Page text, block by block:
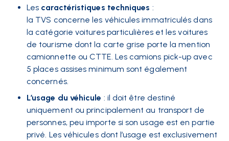
Les caractéristiques techniques :
la TVS concerne les véhicules immatriculés dans
la catégorie voitures particulières et les voitures
de tourisme dont la carte grise porte la mention
camionnette ou CTTE. Les camions pick-up avec
5 places assises minimum sont également
concernés.
L’usage du véhicule : il doit être destiné
uniquement ou principalement au transport de
personnes, peu importe si son usage est en partie
privé. Les véhicules dont l’usage est exclusivement